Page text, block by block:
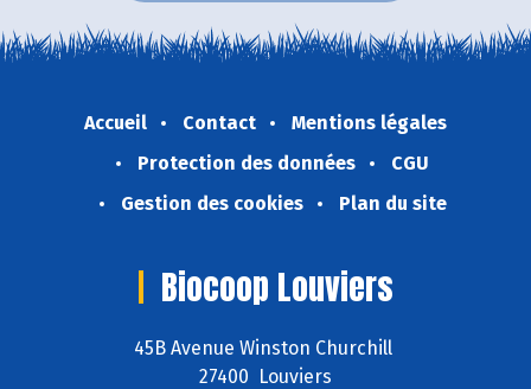
Accueil Contact
Mentions légales
Protection des données
CGU
Gestion des cookies
Plan du site
Biocoop Louviers
45B Avenue Winston Churchill
27400 Louviers